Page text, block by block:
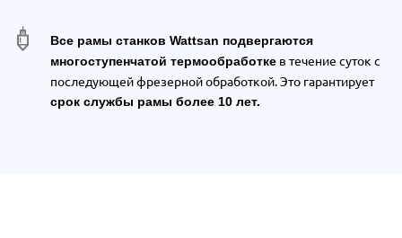
Все рамы станков Wattsan подвергаются
многоступенчатой термообработке в течение суток с
последующей фрезерной обработкой. Это гарантирует
срок службы рамы более 10 лет.